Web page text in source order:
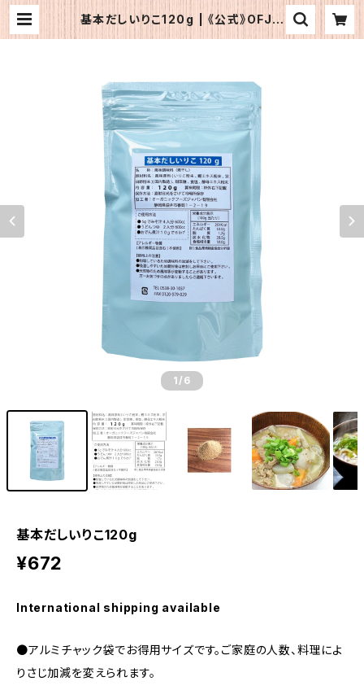
基本だしいりこ120g | 《公式》OFJシ
1 /6
基本だしいりこ120g
¥672
International shipping available
●アルミチャック袋でお得用サイズです。ご家庭の人数、料理によ
りさじ加減を変えられます。